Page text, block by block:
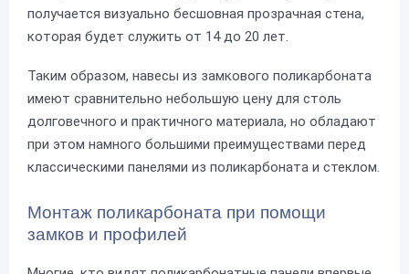
получается визуально бесшовная прозрачная стена,
которая будет служить от 14 до 20 лет.
Таким образом, навесы из замкового поликарбоната
имеют сравнительно небольшую цену для столь
долговечного и практичного материала, но обладают
при этом намного большими преимуществами перед
классическими панелями из поликарбоната и стеклом.
Монтаж поликарбоната при помощи
замков и профилей